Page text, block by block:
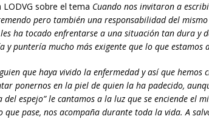
sobre el tema Cuando nos invitaron a
pero también una responsabilidad del
ha tocado enfrentarse a una situación tan dura y
y puntería mucho más exigente que lo que estamos
que haya vivido la enfermedad y así que hemos
ponernos en la piel de quien la ha padecido,
del espejo” le cantamos a la luz que se enciende el
que pase, nos acompaña durante toda la vida. A